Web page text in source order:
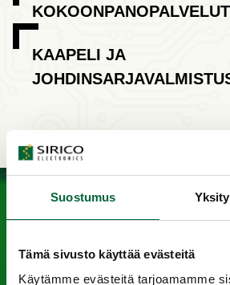
Suostumus
Tämä sivusto käyttää evästeitä
Käytämme evästeitä tarjoamamme
KOKOONPANOPALVELUT
KAAPELI JA